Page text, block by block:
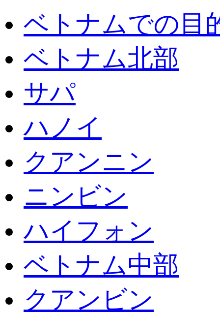
ベトナムでの目
ベトナム北部
サパ
ハノイ
クアンニン
ニンビン
ハイフォン
ベトナム中部
クアンビン